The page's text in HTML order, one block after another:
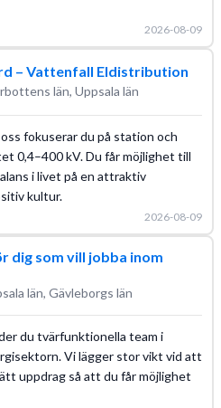
2026-08-09
– Vattenfall Eldistribution
län, Uppsala län
fokuserar du på station och
0,4–400 kV. Du får möjlighet till
i livet på en attraktiv
kultur.
2026-08-09
dig som vill jobba inom
län, Gävleborgs län
du tvärfunktionella team i
Vi lägger stor vikt vid att
uppdrag så att du får möjlighet